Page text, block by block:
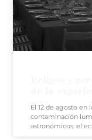
El 12 de agosto en
contaminación
astronómicos: el